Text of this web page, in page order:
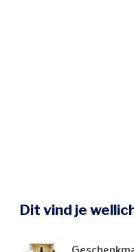
Dit vind je